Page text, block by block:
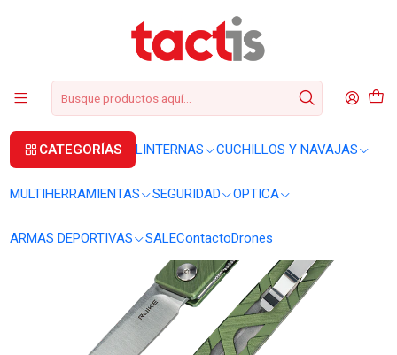
CATEGORÍAS LINTERNAS CUCHILLOS Y NAVAJAS
MULTIHERRAMIENTAS SEGURIDAD OPTICA
ARMAS DEPORTIVAS SALEContactoDrones
+56 2 3224 9572 +569 62369815
CUCHILLOS Y NAVAJAS NAVAJAS Navaja Ruike P878-AG